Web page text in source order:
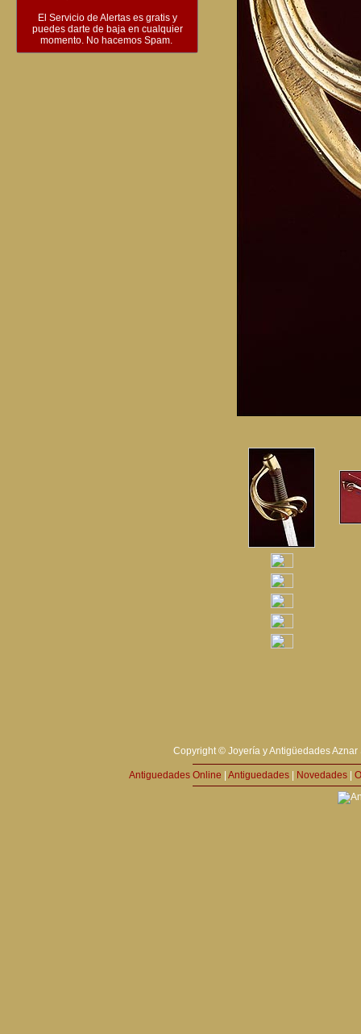
El Servicio de Alertas es gratis y
puedes darte de baja en cualquier
momento. No hacemos Spam.
Copyright © Joyería y Antigüedades
Antiguedades Online Antiguedades Novedades